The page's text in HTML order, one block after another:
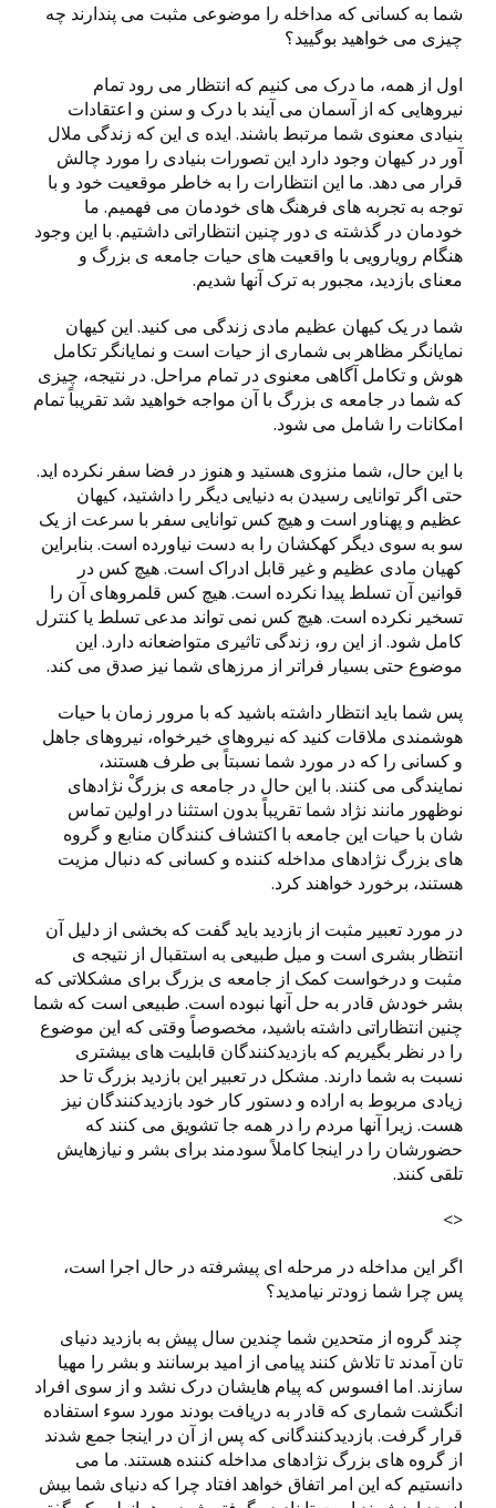
شما به کسانی که مداخله را موضوعی مثبت می پندارند چه
چیزی می خواهید بوگیید؟
اول از همه، ما درک می کنیم که انتظار می رود تمام
نیروهایی که از آسمان می آیند با درک و سنن و اعتقادات
بنیادی معنوی شما مرتبط باشند. ایده ی این که زندگی ملال
آور در کیهان وجود دارد این تصورات بنیادی را مورد چالش
قرار می دهد. ما این انتظارات را به خاطر موقعیت خود و با
توجه به تجربه های فرهنگ های خودمان می فهمیم. ما
خودمان در گذشته ی دور چنین انتظاراتی داشتیم. با این وجود
هنگام رویارویی با واقعیت های حیات جامعه ی بزرگ و
معنای بازدید، مجبور به ترک آنها شدیم.
شما در یک کیهان عظیم مادی زندگی می کنید. این کیهان
نمایانگر مظاهر بی شماری از حیات است و نمایانگر تکامل
هوش و تکامل آگاهی معنوی در تمام مراحل. در نتیجه، چیزی
که شما در جامعه ی بزرگ با آن مواجه خواهید شد تقریباً تمام
امکانات را شامل می شود.
با این حال، شما منزوی هستید و هنوز در فضا سفر نکرده اید.
حتی اگر توانایی رسیدن به دنیایی دیگر را داشتید، کیهان
عظیم و پهناور است و هیچ کس توانایی سفر با سرعت از یک
سو به سوی دیگر کهکشان را به دست نیاورده است. بنابراین
کهیان مادی عظیم و غیر قابل ادراک است. هیچ کس در
قوانین آن تسلط پیدا نکرده است. هیچ کس قلمروهای آن را
تسخیر نکرده است. هیچ کس نمی تواند مدعی تسلط یا کنترل
کامل شود. از این رو، زندگی تاثیری متواضعانه دارد. این
موضوع حتی بسیار فراتر از مرزهای شما نیز صدق می کند.
پس شما باید انتظار داشته باشید که با مرور زمان با حیات
هوشمندی ملاقات کنید که نیروهای خیرخواه، نیروهای جاهل
و کسانی را که در مورد شما نسبتاً بی طرف هستند،
نمایندگی می کنند. با این حال در جامعه ی بزرگْ نژادهای
نوظهور مانند نژاد شما تقریباً بدون استثنا در اولین تماس
شان با حیات این جامعه با اکتشاف کنندگان منابع و گروه
های بزرگ نژادهای مداخله کننده و کسانی که دنبال مزیت
هستند، برخورد خواهند کرد.
در مورد تعبیر مثبت از بازدید باید گفت که بخشی از دلیل آن
انتظار بشری است و میل طبیعی به استقبال از نتیجه ی
مثبت و درخواست کمک از جامعه ی بزرگ برای مشکلاتی که
بشر خودش قادر به حل آنها نبوده است. طبیعی است که شما
چنین انتظاراتی داشته باشید، مخصوصاً وقتی که این موضوع
را در نظر بگیریم که بازدیدکنندگان قابلیت های بیشتری
نسبت به شما دارند. مشکل در تعبیر این بازدید بزرگ تا حد
زیادی مربوط به اراده و دستور کار خود بازدیدکنندگان نیز
هست. زیرا آنها مردم را در همه جا تشویق می کنند که
حضورشان را در اینجا کاملاً سودمند برای بشر و نیازهایش
تلقی کنند.
<>
اگر این مداخله در مرحله ای پیشرفته در حال اجرا است،
پس چرا شما زودتر نیامدید؟
چند گروه از متحدین شما چندین سال پیش به بازدید دنیای
تان آمدند تا تلاش کنند پیامی از امید برسانند و بشر را مهیا
سازند. اما افسوس که پیام هایشان درک نشد و از سوی افراد
انگشت شماری که قادر به دریافت بودند مورد سوء استفاده
قرار گرفت. بازدیدکنندگانی که پس از آن در اینجا جمع شدند
از گروه های بزرگ نژادهای مداخله کننده هستند. ما می
دانستیم که این امر اتفاق خواهد افتاد چرا که دنیای شما بیش